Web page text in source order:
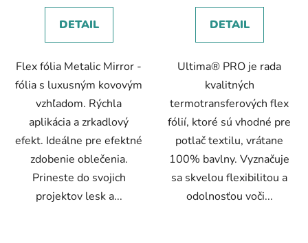
DETAIL
Flex fólia Metalic Mirror -
fólia s luxusným kovovým
vzhľadom. Rýchla
aplikácia a zrkadlový
efekt. Ideálne pre efektné
zdobenie oblečenia.
Prineste do svojich
projektov lesk a...
DETAIL
Ultima® PRO je rada
kvalitných
termotransferových flex
fólií, ktoré sú vhodné pre
potlač textilu, vrátane
100% bavlny. Vyznačuje
sa skvelou flexibilitou a
odolnosťou voči...